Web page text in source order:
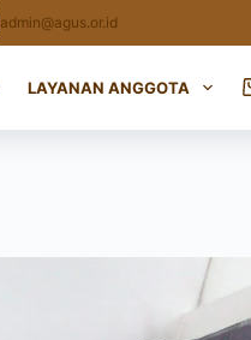
admin@agus.or.id
LAYANAN ANGGOTA